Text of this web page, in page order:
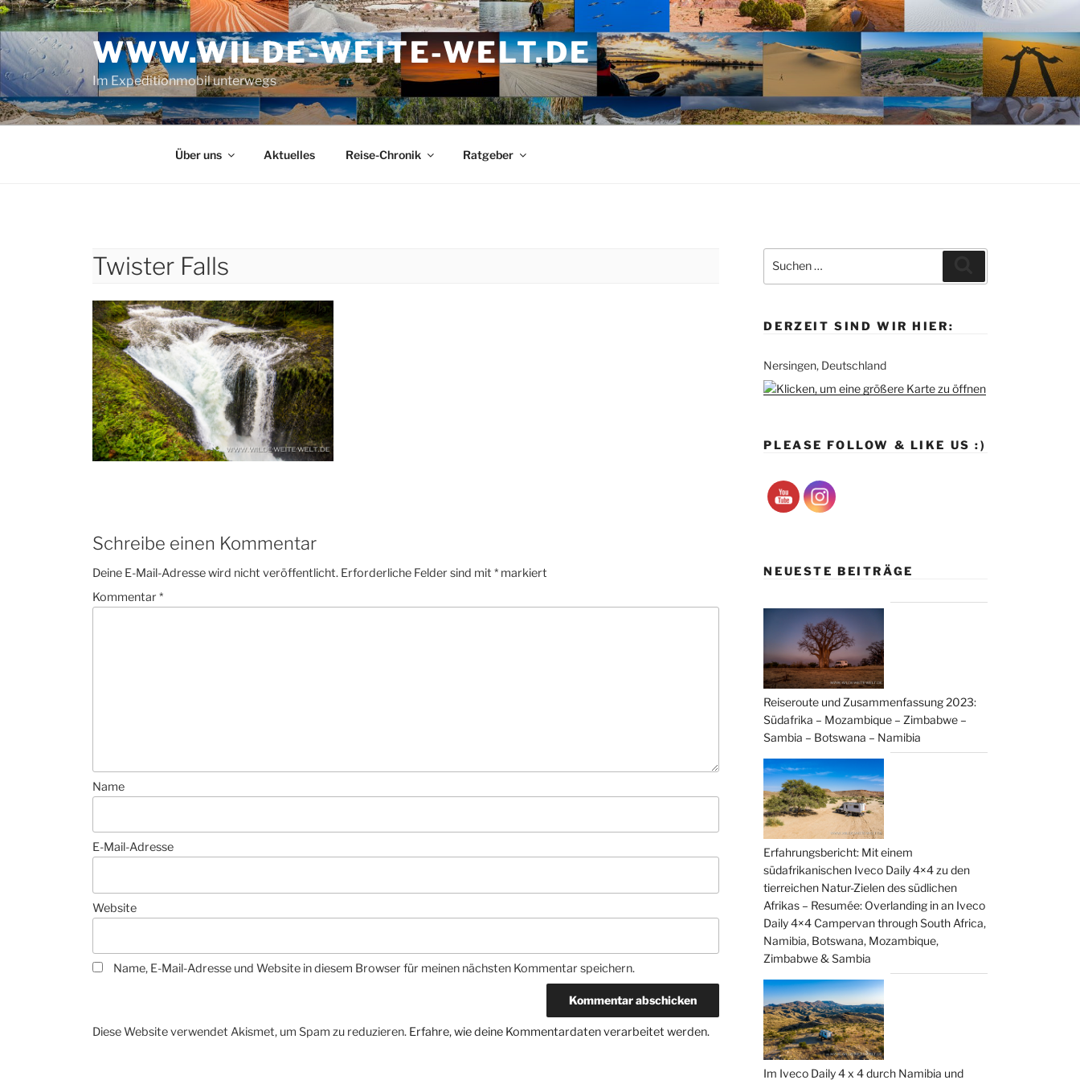
Zum
Inhalt
springen
WWW.WILDE-WEITE-WELT.DE
Im Expeditionmobil unterwegs
Über uns Aktuelles Reise-Chronik Ratgeber
Twister Falls
Schreibe einen Kommentar
Deine E-Mail-Adresse wird nicht veröffentlicht. Erforderliche Felder sind mit* markiert
Kommentar*
Name
E-Mail-Adresse
Website
Name, E-Mail-Adresse und Website in diesem Browser für meinen nächsten Kommentar speichern.
Diese Website verwendet Akismet, um Spam zu reduzieren. Erfahre, wie deine Kommentardaten verarbeitet werden.
nach:
DERZEIT SIND WIR HIER:
Nersingen, Deutschland
PLEASE FOLLOW & LIKE US :)
NEUESTE BEITRÄGE
Reiseroute und Zusammenfassung 2023:
Südafrika – Mozambique – Zimbabwe –
Sambia – Botswana – Namibia
Erfahrungsbericht: Mit einem
südafrikanischen Iveco Daily 4×4 zu den
tierreichen Natur-Zielen des südlichen
Afrikas – Resumée: Overlanding in an Iveco
Daily 4×4 Campervan through South Africa,
Namibia, Botswana, Mozambique,
Zimbabwe & Sambia
Im Iveco Daily 4 x 4 durch Namibia und